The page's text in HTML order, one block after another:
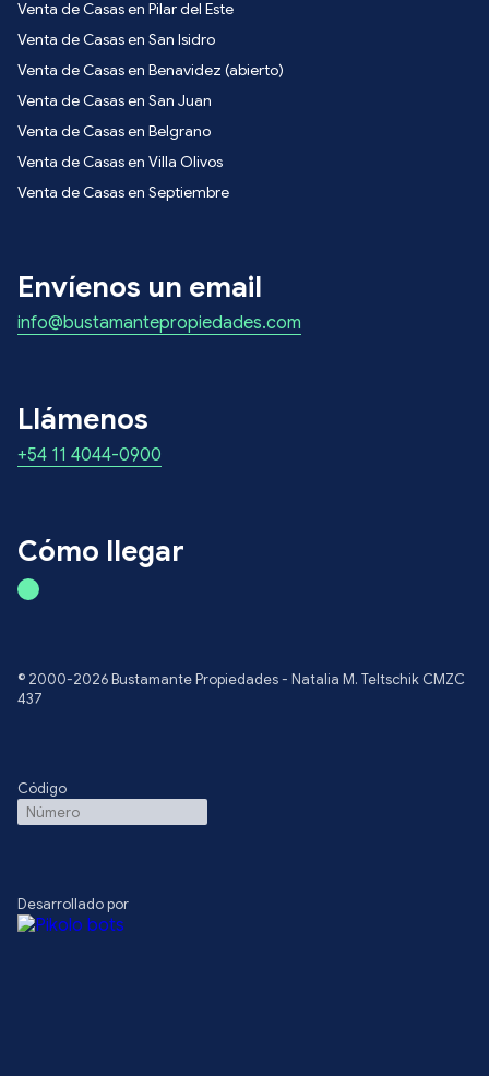
Venta de Casas en Pilar del Este
Venta de Casas en San Isidro
Venta de Casas en Benavidez (abierto)
Venta de Casas en San Juan
Venta de Casas en Belgrano
Venta de Casas en Villa Olivos
Venta de Casas en Septiembre
Envíenos un email
info@bustamantepropiedades.com
Llámenos
+54 11 4044-0900
Cómo llegar
© 2000-2026 Bustamante Propiedades - Natalia M. Teltschik CMZC
437
Código
Desarrollado por